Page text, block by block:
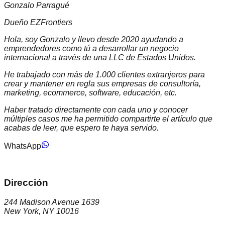
Gonzalo Parragué
Dueño EZFrontiers
Hola, soy Gonzalo y llevo desde 2020 ayudando a
emprendedores como tú a desarrollar un negocio
internacional a través de una LLC de Estados Unidos.
He trabajado con más de 1.000 clientes extranjeros para
crear y mantener en regla sus empresas de consultoría,
marketing, ecommerce, software, educación, etc.
Haber tratado directamente con cada uno y conocer
múltiples casos me ha permitido compartirte el artículo que
acabas de leer, que espero te haya servido.
WhatsApp
Dirección
244 Madison Avenue 1639
New York, NY 10016